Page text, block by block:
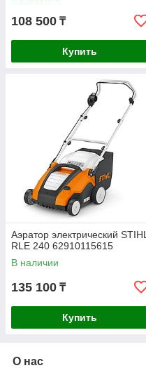
108 500 ₸
Купить
Аэратор электрический STIHL
RLE 240 62910115615
В наличии
135 100 ₸
Купить
О нас